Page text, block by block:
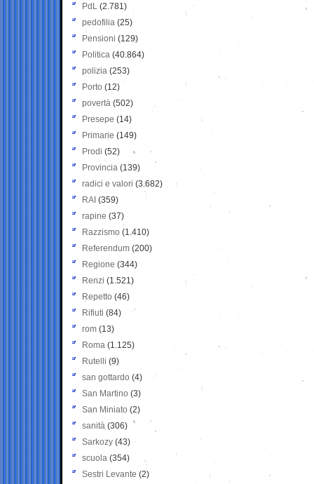
PdL (2.781)
pedofilia (25)
Pensioni (129)
Politica (40.864)
polizia (253)
Porto (12)
povertà (502)
Presepe (14)
Primarie (149)
Prodi (52)
Provincia (139)
radici e valori (3.682)
RAI (359)
rapine (37)
Razzismo (1.410)
Referendum (200)
Regione (344)
Renzi (1.521)
Repetto (46)
Rifiuti (84)
rom (13)
Roma (1.125)
Rutelli (9)
san gottardo (4)
San Martino (3)
San Miniato (2)
sanità (306)
Sarkozy (43)
scuola (354)
Sestri Levante (2)